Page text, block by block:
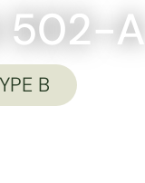
502-A
B